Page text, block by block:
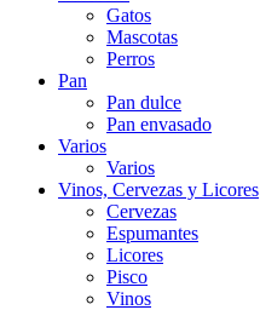
Gatos
Mascotas
Perros
Pan
Pan dulce
Pan envasado
Varios
Varios
Vinos, Cervezas y Licores
Cervezas
Espumantes
Licores
Pisco
Vinos